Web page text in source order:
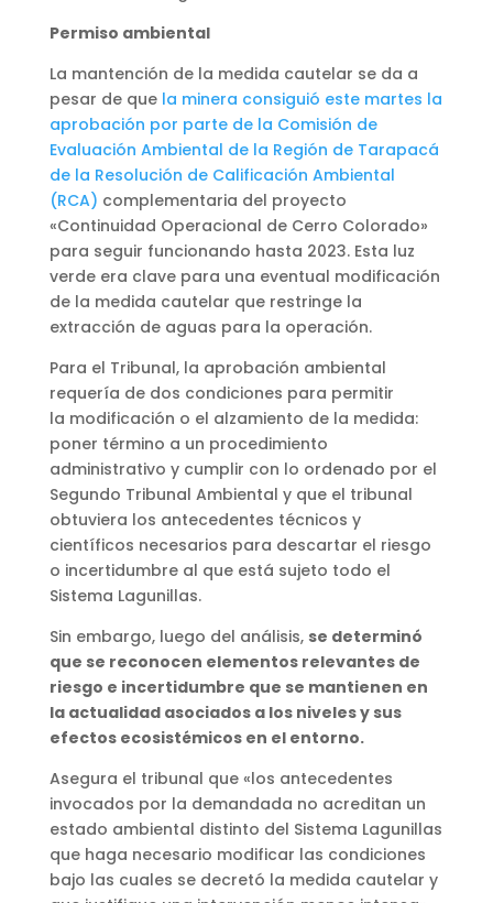
Permiso ambiental
La mantención de la medida cautelar se da a
pesar de que la minera consiguió este martes la
aprobación por parte de la Comisión de
Evaluación Ambiental de la Región de Tarapacá
de la Resolución de Calificación Ambiental
(RCA) complementaria del proyecto
«Continuidad Operacional de Cerro Colorado»
para seguir funcionando hasta 2023. Esta luz
verde era clave para una eventual modificación
de la medida cautelar que restringe la
extracción de aguas para la operación.
Para el Tribunal, la aprobación ambiental
requería de dos condiciones para permitir
la modificación o el alzamiento de la medida:
poner término a un procedimiento
administrativo y cumplir con lo ordenado por el
Segundo Tribunal Ambiental y que el tribunal
obtuviera los antecedentes técnicos y
científicos necesarios para descartar el riesgo
o incertidumbre al que está sujeto todo el
Sistema Lagunillas.
Sin embargo, luego del análisis, se determinó
que se reconocen elementos relevantes de
riesgo e incertidumbre que se mantienen en
la actualidad asociados a los niveles y sus
efectos ecosistémicos en el entorno.
Asegura el tribunal que «los antecedentes
invocados por la demandada no acreditan un
estado ambiental distinto del Sistema Lagunillas
que haga necesario modificar las condiciones
bajo las cuales se decretó la medida cautelar y